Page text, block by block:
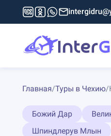
Главная/Туры в Чехию/
Божий Дар
Шпиндлерув Млын